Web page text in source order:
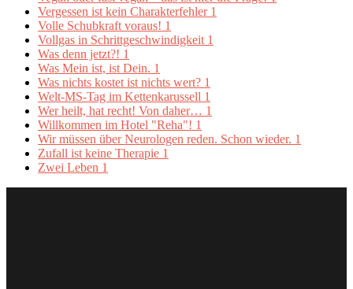
Vergessen ist kein Charakterfehler 1
Volle Schubkraft voraus! 1
Vollgas in Schrittgeschwindigkeit 1
Was denn jetzt?! 1
Was Mein ist, ist Dein. 1
Was nichts kostet ist nichts wert? 1
Welt-MS-Tag im Kettenkarussell 1
Wer heilt, hat recht! Von daher… 1
Willkommen im Hotel "Reha"! 1
Wir müssen über Neurologen reden. Schon wieder. 1
Zufall ist keine Therapie 1
Zwei Leben 1